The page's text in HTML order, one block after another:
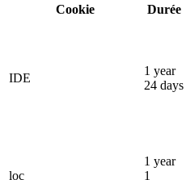
Cookie
Durée
IDE
1 year
24 days
loc
1 year
1